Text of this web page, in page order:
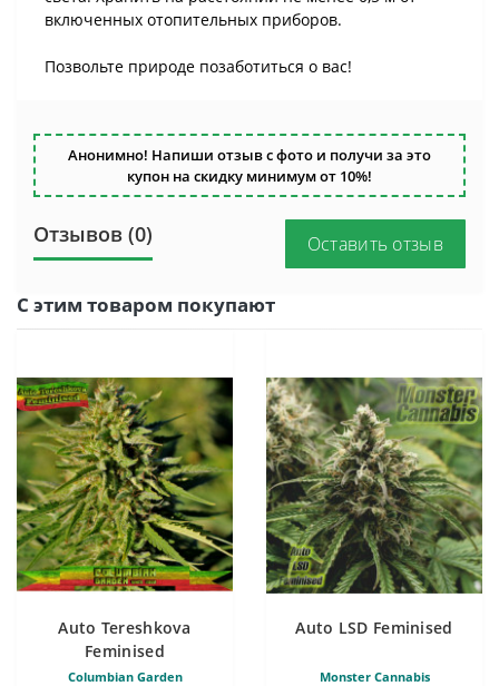
включенных отопительных приборов.
Позвольте природе позаботиться о вас!
Анонимно! Напиши отзыв с фото и получи за это
купон на скидку минимум от 10%!
Отзывов (0) Оставить отзыв
С этим товаром покупают
Auto Tereshkova
Feminised
Columbian Garden
Auto LSD Feminised
Monster Cannabis